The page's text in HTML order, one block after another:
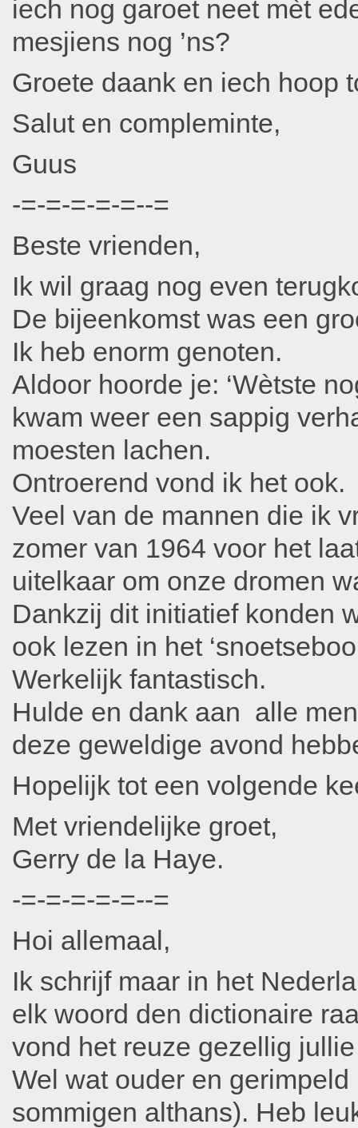
iech nog garoet neet mèt
mesjiens nog ’ns?
Groete daank en iech hoop
Salut en compleminte,
Guus
-=-=-=-=-=--=
Beste vrienden,
Ik wil graag nog even
De bijeenkomst was een
Ik heb enorm genoten.
Aldoor hoorde je:
kwam weer een sappig
moesten lachen.
Ontroerend vond ik het ook.
Veel van de mannen die ik
zomer van 1964 voor het
uitelkaar om onze dromen
Dankzij dit initiatief konden
ook lezen in het
Werkelijk fantastisch.
Hulde en dank aan alle
deze geweldige avond
Hopelijk tot een volgende
Met vriendelijke groet,
Gerry de la Haye.
-=-=-=-=-=--=
Hoi allemaal,
Ik schrijf maar in het
elk woord den dictionaire
vond het reuze gezellig
Wel wat ouder en
sommigen althans). Heb